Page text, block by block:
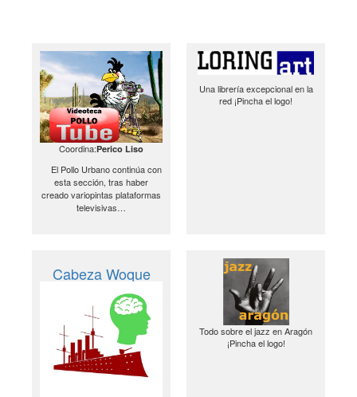
Coordina:Perico Liso
El Pollo Urbano continúa con
esta sección, tras haber
creado variopintas plataformas
televisivas…
Una librería excepcional en la
red ¡Pincha el logo!
Cabeza Woque
Todo sobre el jazz en Aragón
¡Pincha el logo!